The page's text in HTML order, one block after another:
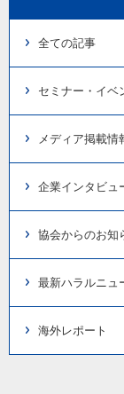
全ての記事
セミナー・イベ
メディア掲載情
企業インタビュ
協会からのお知
最新ハラルニュ
海外レポート